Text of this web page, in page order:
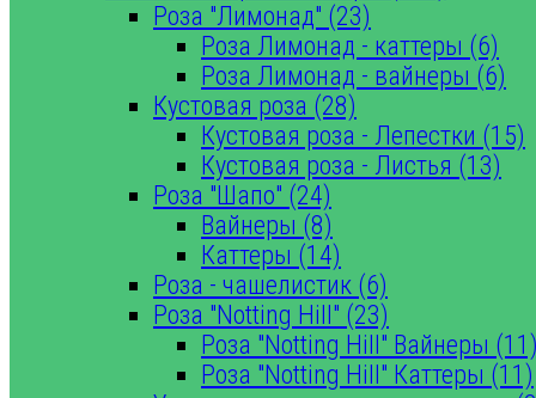
Роза "Лимонад" (23)
Роза Лимонад - каттеры (6)
Роза Лимонад - вайнеры (6)
Кустовая роза (28)
Кустовая роза - Лепестки (15)
Кустовая роза - Листья (13)
Роза "Шапо" (24)
Вайнеры (8)
Каттеры (14)
Роза - чашелистик (6)
Роза "Notting Hill" (23)
Роза "Notting Hill" Вайнеры (11)
Роза "Notting Hill" Каттеры (11)